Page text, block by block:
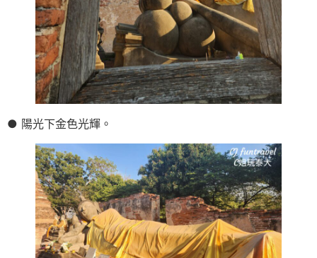
● 陽光下金色光輝。